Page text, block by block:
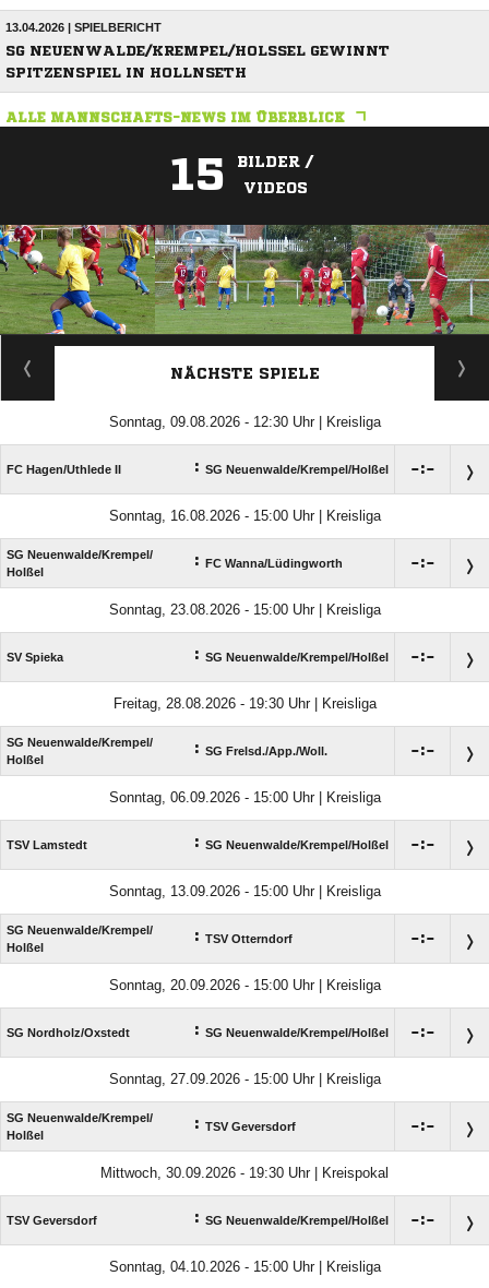
13.04.2026 | SPIELBERICHT
SG NEUENWALDE/KREMPEL/HOLSSEL GEWINNT S
PITZENSPIEL IN HOLLNSETH
ALLE MANNSCHAFTS-NEWS IM ÜBERBLICK
15
BILDER /
VIDEOS
ANZEIGE
NÄCHSTE SPIELE
Sonntag, 09.08.2026 - 12:30 Uhr | Kreisliga
FC Hagen/​Uthlede II : SG Neuenwalde/​Krempel/​Holßel :
Sonntag, 16.08.2026 - 15:00 Uhr | Kreisliga
SG Neuenwalde/​Krempel/​
Holßel
: FC Wanna/​Lüdingworth :
Sonntag, 23.08.2026 - 15:00 Uhr | Kreisliga
SV Spieka : SG Neuenwalde/​Krempel/​Holßel :
Freitag, 28.08.2026 - 19:30 Uhr | Kreisliga
SG Neuenwalde/​Krempel/​
Holßel
: SG Frelsd./​App./​Woll. :
Sonntag, 06.09.2026 - 15:00 Uhr | Kreisliga
TSV Lamstedt : SG Neuenwalde/​Krempel/​Holßel :
Sonntag, 13.09.2026 - 15:00 Uhr | Kreisliga
SG Neuenwalde/​Krempel/​
Holßel
: TSV Otterndorf :
Sonntag, 20.09.2026 - 15:00 Uhr | Kreisliga
SG Nordholz/​Oxstedt : SG Neuenwalde/​Krempel/​Holßel :
Sonntag, 27.09.2026 - 15:00 Uhr | Kreisliga
SG Neuenwalde/​Krempel/​
Holßel
: TSV Geversdorf :
Mittwoch, 30.09.2026 - 19:30 Uhr | Kreispokal
TSV Geversdorf : SG Neuenwalde/​Krempel/​Holßel :
Sonntag, 04.10.2026 - 15:00 Uhr | Kreisliga